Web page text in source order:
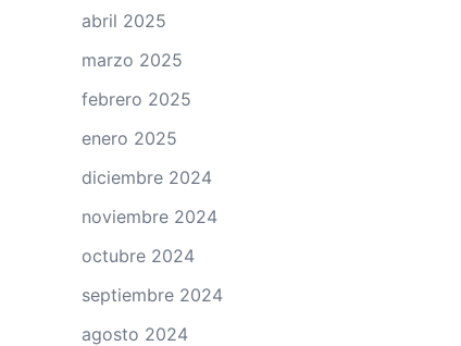
abril 2025
marzo 2025
febrero 2025
enero 2025
diciembre 2024
noviembre 2024
octubre 2024
septiembre 2024
agosto 2024